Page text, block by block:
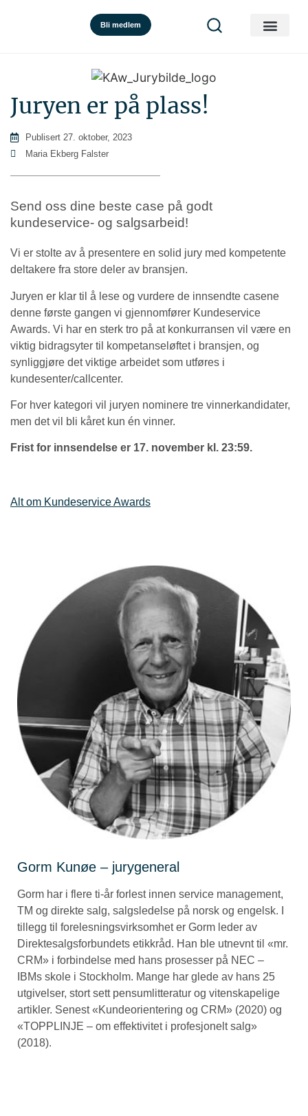
Bli medlem
Juryen er på plass!
Publisert 27. oktober, 2023
Maria Ekberg Falster
Send oss dine beste case på godt
kundeservice- og salgsarbeid!
Vi er stolte av å presentere en solid jury med kompetente
deltakere fra store deler av bransjen.
Juryen er klar til å lese og vurdere de innsendte casene
denne første gangen vi gjennomfører Kundeservice
Awards. Vi har en sterk tro på at konkurransen vil være en
viktig bidragsyter til kompetanseløftet i bransjen, og
synliggjøre det viktige arbeidet som utføres i
kundesenter/callcenter.
For hver kategori vil juryen nominere tre vinnerkandidater,
men det vil bli kåret kun én vinner.
Frist for innsendelse er 17. november kl. 23:59.
Alt om Kundeservice Awards
Gorm Kunøe – jurygeneral
Gorm har i flere ti-år forlest innen service management,
TM og direkte salg, salgsledelse på norsk og engelsk. I
tillegg til forelesningsvirksomhet er Gorm leder av
Direktesalgsforbundets etikkråd. Han ble utnevnt til «mr.
CRM» i forbindelse med hans prosesser på NEC –
IBMs skole i Stockholm. Mange har glede av hans 25
utgivelser, stort sett pensumlitteratur og vitenskapelige
artikler. Senest «Kundeorientering og CRM» (2020) og
«TOPPLINJE – om effektivitet i profesjonelt salg»
(2018).